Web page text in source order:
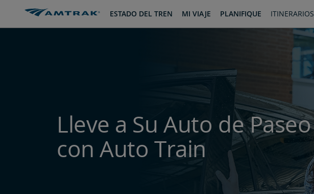
saltar
saltar ESTADO DEL TREN MI VIAJE PLANIFIQUE ITINERARIOS
Lleve a Su Auto de Paseo
con Auto Train